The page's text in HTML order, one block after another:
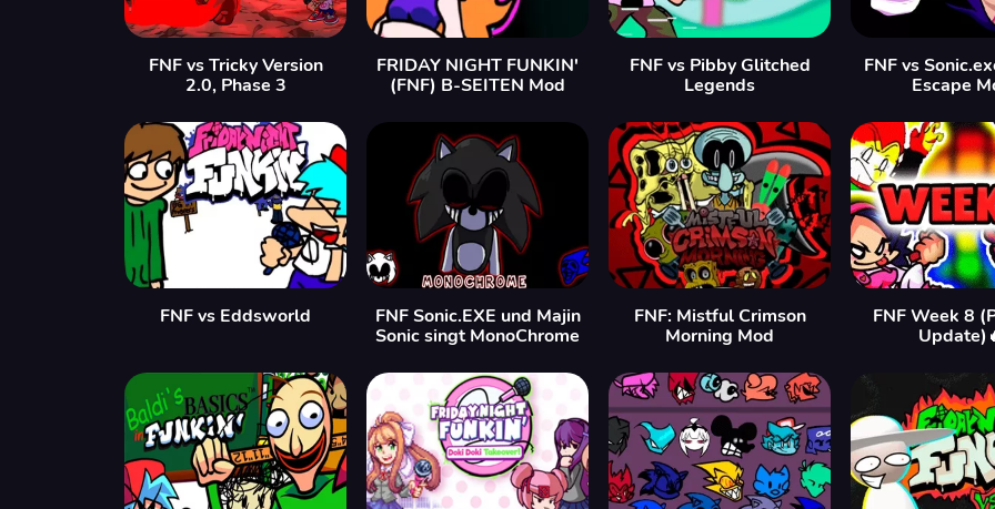
FNF vs Tricky Version
2.0, Phase 3
FRIDAY NIGHT FUNKIN'
(FNF) B-SEITEN Mod
FNF vs Pibby Glitched
Legends
FNF vs
Escape
FNF vs Eddsworld
FNF Sonic.EXE und Majin
Sonic singt MonoChrome
FNF: Mistful Crimson
Morning Mod
FNF Week 8